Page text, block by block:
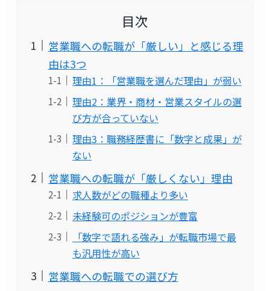
目次
営業職への転職が「厳しい」と感じる理
由は3つ
理由1：「営業職を選んだ理由」が弱い
理由2：業界・商材・営業スタイルの選
び方が合っていない
理由3：職務経歴書に「数字と成果」が
ない
営業職への転職が「厳しくない」理由
求人数がどの職種より多い
未経験可のポジションが豊富
「数字で語れる強み」が転職市場で最
も汎用性が高い
営業職への転職での選び方